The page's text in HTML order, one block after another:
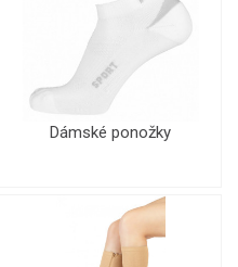
Dámské ponožky